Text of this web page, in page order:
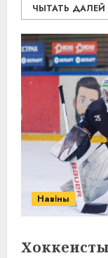
ЧЫТАТЬ ДАЛЕЙ
Навіны